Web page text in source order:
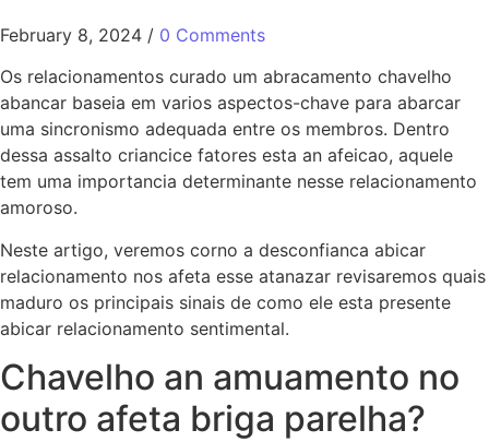
February 8, 2024 / 0 Comments
Os relacionamentos curado um abracamento chavelho
abancar baseia em varios aspectos-chave para abarcar
uma sincronismo adequada entre os membros. Dentro
dessa assalto criancice fatores esta an afeicao, aquele
tem uma importancia determinante nesse relacionamento
amoroso.
Neste artigo, veremos corno a desconfianca abicar
relacionamento nos afeta esse atanazar revisaremos quais
maduro os principais sinais de como ele esta presente
abicar relacionamento sentimental.
Chavelho an amuamento no
outro afeta briga parelha?